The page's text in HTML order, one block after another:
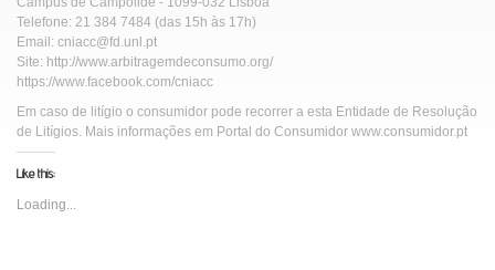
Telefone: 21 384 7484 (das 15h às 17h)
Email: cniacc@fd.unl.pt
Site: http://www.arbitragemdeconsumo.org/
https://www.facebook.com/cniacc
Em caso de litígio o consumidor pode recorrer a esta Entidade de Resolução
de Litígios. Mais informações em Portal do Consumidor www.consumidor.pt
Like this:
Loading...